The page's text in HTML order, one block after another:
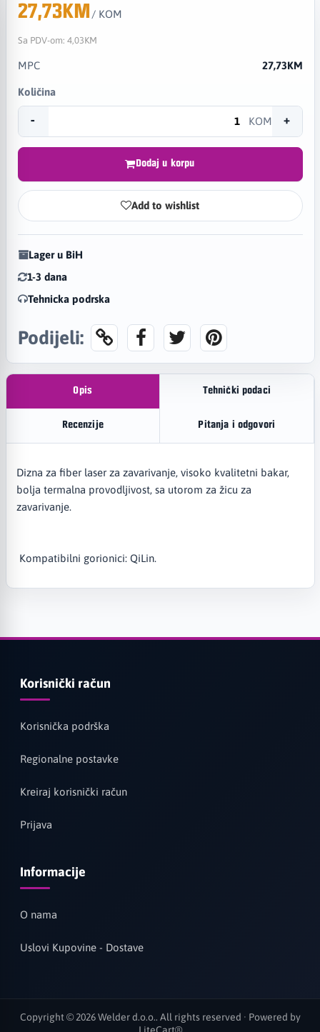
27,73KM / KOM
Sa PDV-om: 4,03KM
MPC 27,73KM
Količina
- KOM +
Dodaj u korpu
Add to wishlist
Lager u BiH
1-3 dana
Tehnicka podrska
Podijeli:
Opis Tehnički podaci
Recenzije Pitanja i odgovori
Dizna za fiber laser za zavarivanje, visoko kvalitetni bakar,
bolja termalna provodljivost, sa utorom za žicu za
zavarivanje.
Kompatibilni gorionici: QiLin.
Korisnički račun
Korisnička podrška
Regionalne postavke
Kreiraj korisnički račun
Prijava
Informacije
O nama
Uslovi Kupovine - Dostave
Copyright © 2026 Welder d.o.o.. All rights reserved · Powered by